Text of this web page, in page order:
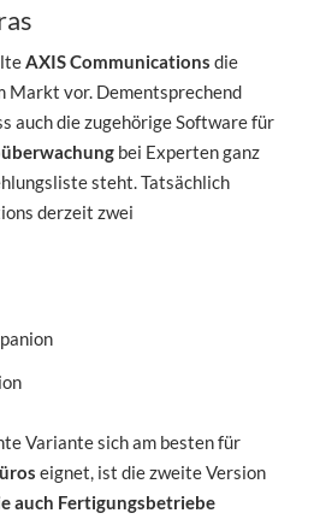
AXIS Communications die
Markt vor. Dementsprechend
auch die zugehörige Software für
bei Experten ganz
steht. Tatsächlich
derzeit zwei
Variante sich am besten für
eignet, ist die zweite Version
auch Fertigungsbetriebe